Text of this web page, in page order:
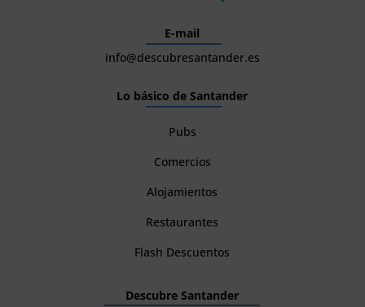
E-mail
info@descubresantander.es
Lo básico de Santander
Pubs
Comercios
Alojamientos
Restaurantes
Flash Descuentos
Descubre Santander